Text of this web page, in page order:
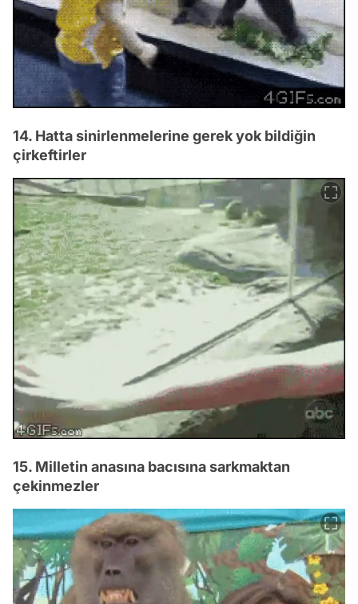
14. Hatta sinirlenmelerine gerek yok bildiğin
çirkeftirler
15. Milletin anasına bacısına sarkmaktan
çekinmezler